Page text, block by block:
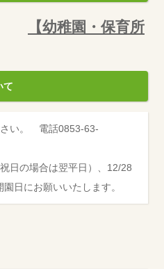
【幼稚園・保育所
て
さい。 電話0853-63-
日の場合は翌平日）、12/28
日にお願いいたします。